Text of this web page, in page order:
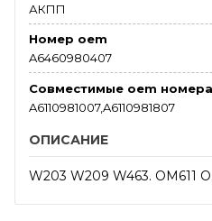
АКПП
Номер oem
A6460980407
Совместимые oem номера
A6110981007,A6110981807
ОПИСАНИЕ
W203 W209 W463. OM611